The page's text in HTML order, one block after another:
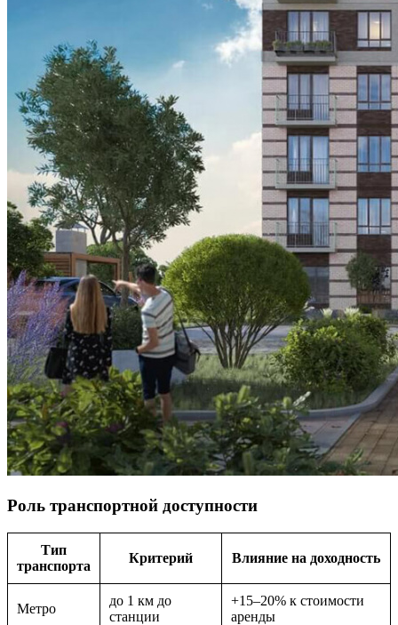
Роль транспортной доступности
Тип
транспорта
Критерий Влияние на доходность
Метро
до 1 км до
станции
+15–20% к стоимости
аренды